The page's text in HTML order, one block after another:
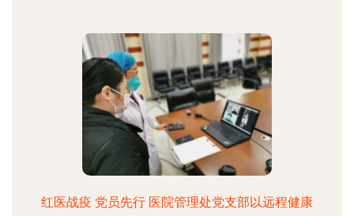
红医战疫 党员先行 医院管理处党支部以远程健康